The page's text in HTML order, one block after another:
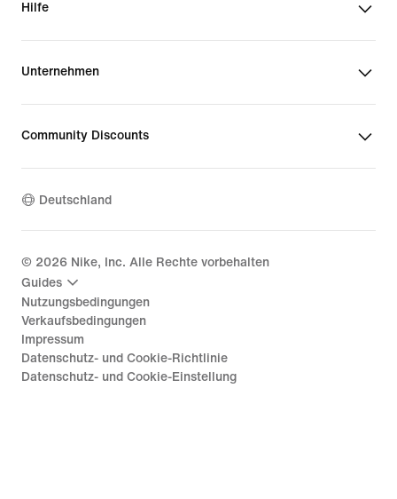
Hilfe
Unternehmen
Community Discounts
Deutschland
© 2026 Nike, Inc. Alle Rechte vorbehalten
Guides
Nutzungsbedingungen
Verkaufsbedingungen
Impressum
Datenschutz- und Cookie-Richtlinie
Datenschutz- und Cookie-Einstellung